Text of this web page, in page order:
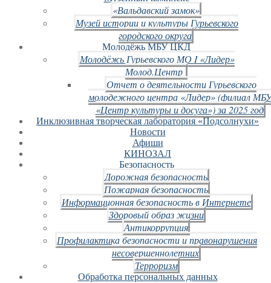
«Вальдавский замок»
Музей истории и культуры Гурьевского
городского округа
Молодёжь МБУ ЦКД
Молодёжь Гурьевского МО I «Лидер»
Молод.Центр
Отчет о деятельности Гурьевского
молодежного центра «Лидер» (филиал
«Центр культуры и досуга») за 2025 год
Инклюзивная творческая лаборатория «Подсолнухи»
Новости
Афиши
КИНОЗАЛ
Безопасность
Дорожная безопасность
Пожарная безопасность
Информационная безопасность в Интернете
Здоровый образ жизни
Антикоррупция
Профилактика безопасности и правонарушения
несовершеннолетних
Терроризм
Обработка персональных данных